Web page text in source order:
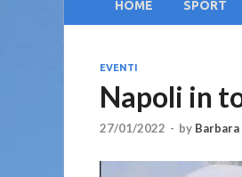
HOME SPORT
EVENTI
Napoli in
27/01/2022 - by